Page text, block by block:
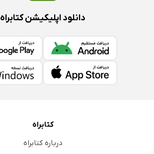
دانلود اپلیکیشن کتابراه
کتابراه
درباره کتابراه